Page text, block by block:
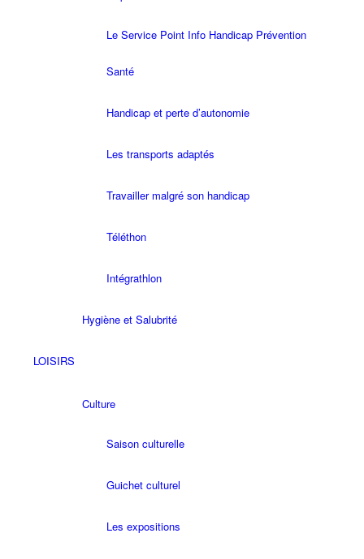
Le Service Point Info Handicap Prévention
Santé
Handicap et perte d’autonomie
Les transports adaptés
Travailler malgré son handicap
Téléthon
Intégrathlon
Hygiène et Salubrité
LOISIRS
Culture
Saison culturelle
Guichet culturel
Les expositions